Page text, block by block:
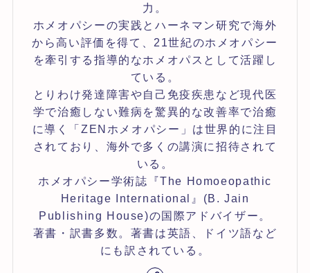
力。
ホメオパシーの実践とハーネマン研究で海外
から高い評価を得て、21世紀のホメオパシー
を牽引する指導的なホメオパスとして活躍し
ている。
とりわけ発達障害や自己免疫疾患など現代医
学で治癒しない難病を驚異的な改善率で治癒
に導く「ZENホメオパシー」は世界的に注目
されており、海外で多くの講演に招待されて
いる。
ホメオパシー学術誌『The Homoeopathic
Heritage International』(B. Jain
Publishing House)の国際アドバイザー。
著書・訳書多数。著書は英語、ドイツ語など
にも訳されている。